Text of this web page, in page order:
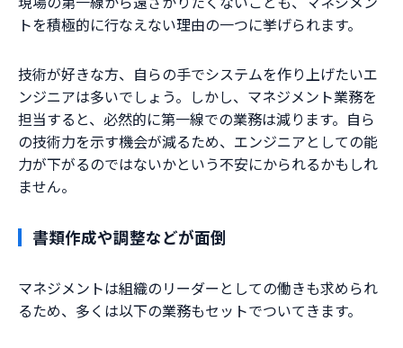
トを積極的に行なえない理由の一つに挙げられます。
技術が好きな方、自らの手でシステムを作り上げたいエ
ンジニアは多いでしょう。しかし、マネジメント業務を
担当すると、必然的に第一線での業務は減ります。自ら
の技術力を示す機会が減るため、エンジニアとしての能
力が下がるのではないかという不安にかられるかもしれ
ません。
書類作成や調整などが面倒
マネジメントは組織のリーダーとしての働きも求められ
るため、多くは以下の業務もセットでついてきます。